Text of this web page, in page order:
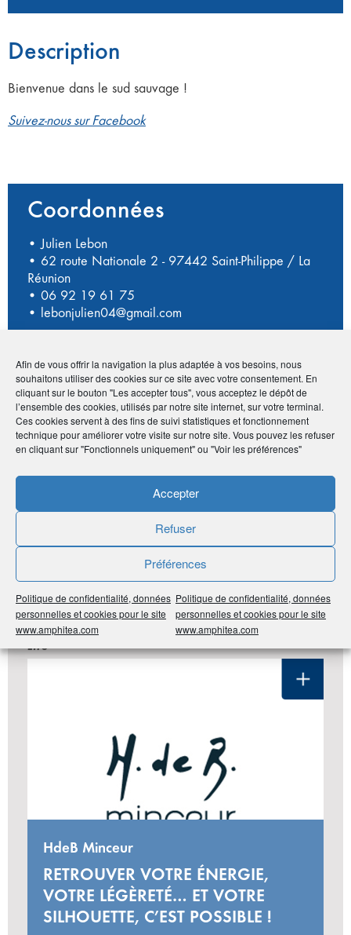
Afin de vous offrir la navigation la plus adaptée à vos besoins, nous
souhaitons utiliser des cookies sur ce site avec votre consentement. En
cliquant sur le bouton "Les accepter tous", vous acceptez le dépôt de
l’ensemble des cookies, utilisés par notre site internet, sur votre terminal.
Ces cookies servent à des fins de suivi statistiques et fonctionnement
technique pour améliorer votre visite sur notre site. Vous pouvez les refuser
en cliquant sur "Fonctionnels uniquement" ou "Voir les préférences"
Accepter
Refuser
Préférences
Politique de confidentialité, données
personnelles et cookies pour le site
www.amphitea.com
Politique de confidentialité, données
personnelles et cookies pour le site
www.amphitea.com
Description
Bienvenue dans le sud sauvage !
Suivez-nous sur Facebook
Coordonnées
• Julien Lebon
• 62 route Nationale 2 - 97442 Saint-Philippe / La
Réunion
• 06 92 19 61 75
• lebonjulien04@gmail.com
Publié le :3 novembre 2020
Noter 0/5 0votes
Imprimer
Partager
LES DERNIÈRES ANNONCES DU
CLUB ADHÉRENT
#Pays de la Loire #44 Loire-Atlantique
#Santé Bien-
Être
HdeB Minceur
RETROUVER VOTRE ÉNERGIE,
VOTRE LÉGÈRETÉ… ET VOTRE
SILHOUETTE, C’EST POSSIBLE !